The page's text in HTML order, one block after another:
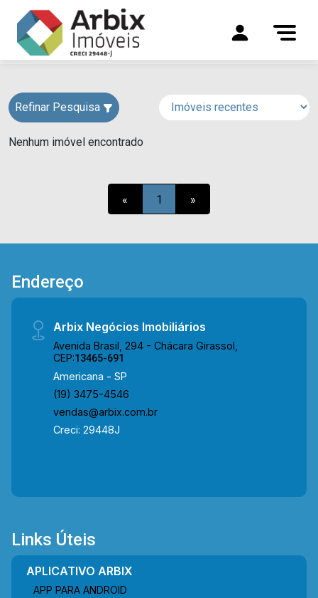
Refinar Pesquisa
Nenhum imóvel encontrado
« 1 »
Endereço
Arbix Negócios Imobiliários
Avenida Brasil, 294 - Chácara Girassol,
CEP:13465-691
Americana - SP
(19) 3475-4546
vendas@arbix.com.br
Creci: 29448J
Links Úteis
APLICATIVO ARBIX
APP PARA ANDROID